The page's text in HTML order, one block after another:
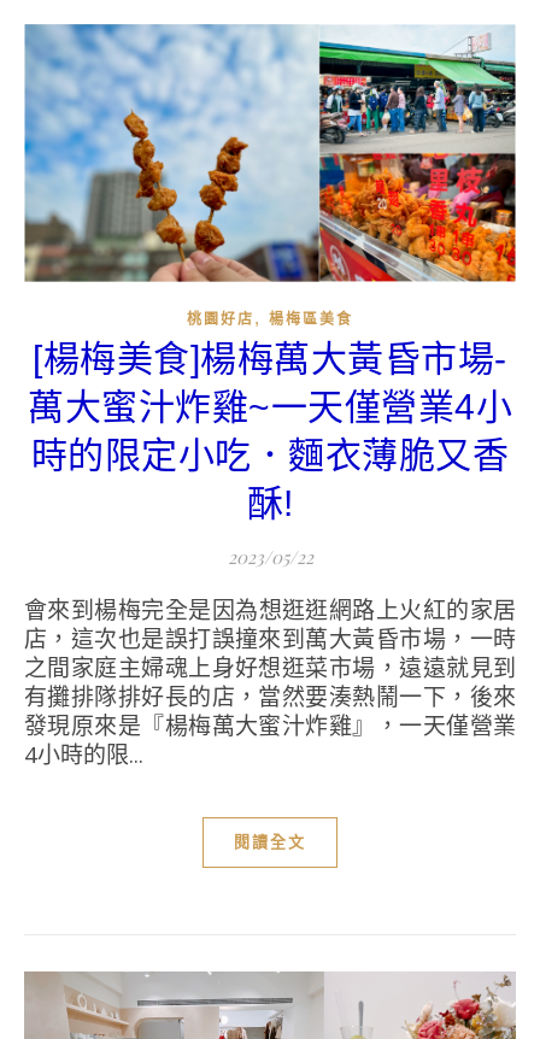
桃園好店 , 楊梅區美食
[楊梅美食]楊梅萬大黃昏市場-
萬大蜜汁炸雞~一天僅營業4小
時的限定小吃．麵衣薄脆又香
酥!
2023/05/22
會來到楊梅完全是因為想逛逛網路上火紅的家居
店，這次也是誤打誤撞來到萬大黃昏市場，一時
之間家庭主婦魂上身好想逛菜市場，遠遠就見到
有攤排隊排好長的店，當然要湊熱鬧一下，後來
發現原來是『楊梅萬大蜜汁炸雞』，一天僅營業
4小時的限...
閱讀全文